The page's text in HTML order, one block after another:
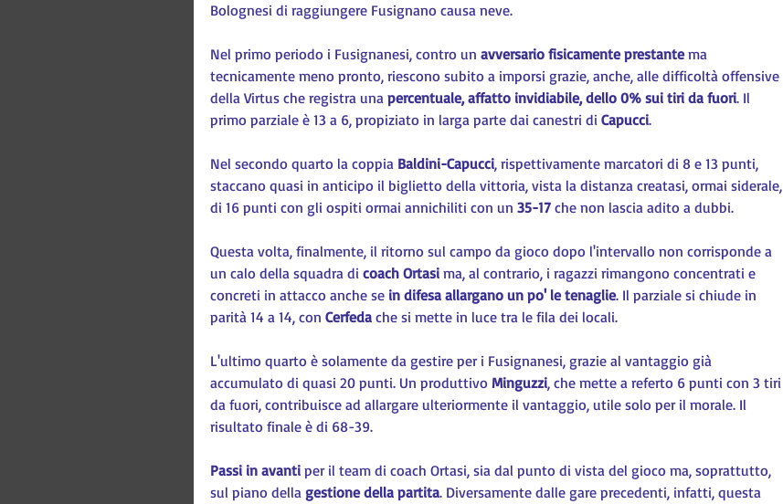
Bolognesi di raggiungere Fusignano causa neve.
Nel primo periodo i Fusignanesi, contro un avversario fisicamente prestante ma
tecnicamente meno pronto, riescono subito a imporsi grazie, anche, alle difficoltà offensive
della Virtus che registra una percentuale, affatto invidiabile, dello 0% sui tiri da fuori. Il
primo parziale è 13 a 6, propiziato in larga parte dai canestri di Capucci.
Nel secondo quarto la coppia Baldini-Capucci, rispettivamente marcatori di 8 e 13 punti,
staccano quasi in anticipo il biglietto della vittoria, vista la distanza creatasi, ormai siderale,
di 16 punti con gli ospiti ormai annichiliti con un 35-17 che non lascia adito a dubbi.
Questa volta, finalmente, il ritorno sul campo da gioco dopo l'intervallo non corrisponde a
un calo della squadra di coach Ortasi ma, al contrario, i ragazzi rimangono concentrati e
concreti in attacco anche se in difesa allargano un po' le tenaglie. Il parziale si chiude in
parità 14 a 14, con Cerfeda che si mette in luce tra le fila dei locali.
L'ultimo quarto è solamente da gestire per i Fusignanesi, grazie al vantaggio già
accumulato di quasi 20 punti. Un produttivo Minguzzi, che mette a referto 6 punti con 3 tiri
da fuori, contribuisce ad allargare ulteriormente il vantaggio, utile solo per il morale. Il
risultato finale è di 68-39.
Passi in avanti per il team di coach Ortasi, sia dal punto di vista del gioco ma, soprattutto,
sul piano della gestione della partita. Diversamente dalle gare precedenti, infatti, questa